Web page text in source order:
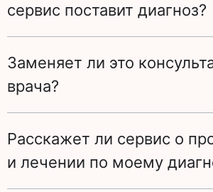
сервис поставит диагноз?
Заменяет ли это
врача?
Расскажет ли сервис о
и лечении по моему